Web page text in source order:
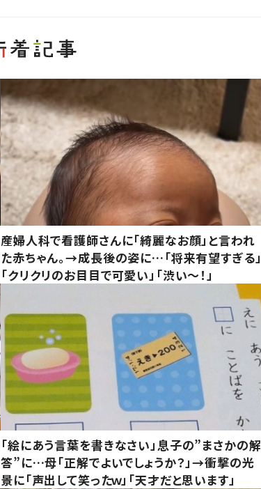
産婦人科で看護師さんに「綺麗なお顔」と言われ
た赤ちゃん。→成長後の姿に…「将来有望すぎる」
「クリクリのお目目で可愛い」「渋い～！」
「絵にあう言葉を書きなさい」息子の”まさかの解
答”に…母「正解でよいでしょうか？」→衝撃の光
景に「声出して笑ったｗ」「天才だと思います」